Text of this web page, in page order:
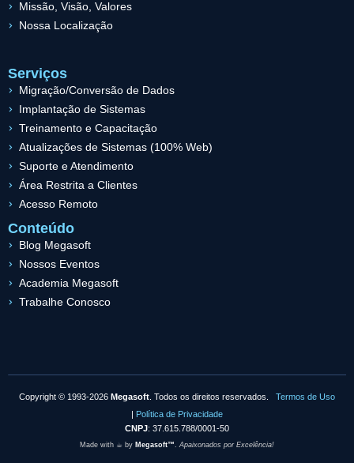
Missão, Visão, Valores
Nossa Localização
Serviços
Migração/Conversão de Dados
Implantação de Sistemas
Treinamento e Capacitação
Atualizações de Sistemas (100% Web)
Suporte e Atendimento
Área Restrita a Clientes
Acesso Remoto
Conteúdo
Blog Megasoft
Nossos Eventos
Academia Megasoft
Trabalhe Conosco
Copyright © 1993-2026 Megasoft . Todos os direitos reservados. Termos de Uso
Política de Privacidade
CNPJ: 37.615.788/0001-50
Made with ☕︎ by Megasoft™.Apaixonados por Excelência!